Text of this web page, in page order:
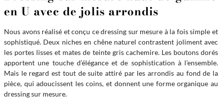
en U avec de jolis arrondis
Nous avons réalisé et conçu ce dressing sur mesure à la fois simple et
sophistiqué. Deux niches en chêne naturel contrastent joliment avec
les portes lisses et mates de teinte gris cachemire. Les boutons dorés
apportent une touche d’élégance et de sophistication à l’ensemble.
Mais le regard est tout de suite attiré par les arrondis au fond de la
pièce, qui adoucissent les coins, et donnent une forme organique au
dressing sur mesure.